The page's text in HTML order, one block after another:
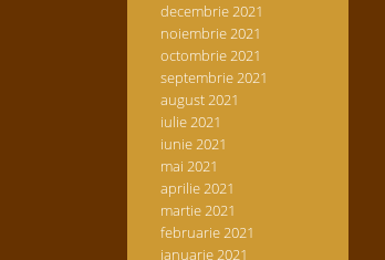
decembrie 2021
noiembrie 2021
octombrie 2021
septembrie 2021
august 2021
iulie 2021
iunie 2021
mai 2021
aprilie 2021
martie 2021
februarie 2021
ianuarie 2021